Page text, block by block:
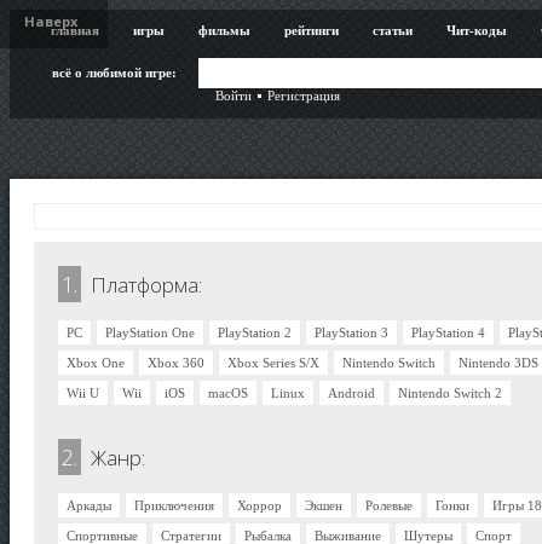
главная игры фильмы рейтинги статьи Чит-коды
всё о любимой игре:
Войти
Регистрация
1. Платформа:
PC PlayStation One PlayStation 2 PlayStation 3 PlayStation 4
Xbox One Xbox 360 Xbox Series S/X Nintendo Switch Nintendo 3DS
Wii U Wii iOS macOS Linux Android Nintendo Switch 2
2. Жанр:
Аркады Приключения Хоррор Экшен Ролевые Гонки Игры
Спортивные Стратегии Рыбалка Выживание Шутеры Спорт
Наверх